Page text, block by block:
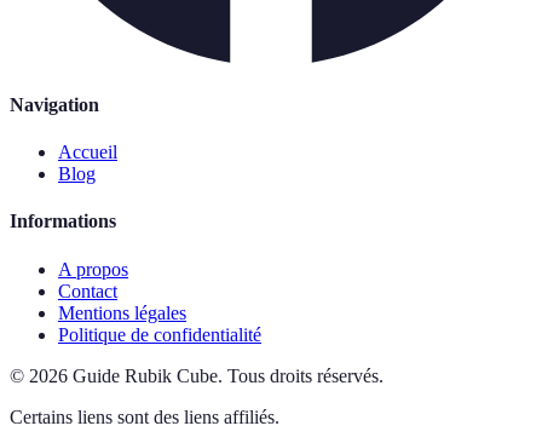
Navigation
Accueil
Blog
Informations
A propos
Contact
Mentions légales
Politique de confidentialité
© 2026 Guide Rubik Cube. Tous droits réservés.
Certains liens sont des liens affiliés.